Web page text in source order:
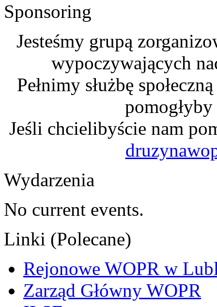
Sponsoring
Jesteśmy grupą
wypoczywających
Pełnimy służbę
Jeśli chcielibyście nam
Wydarzenia
No current events.
Linki (Polecane)
Rejonowe WOPR w
Zarząd Główny WOPR